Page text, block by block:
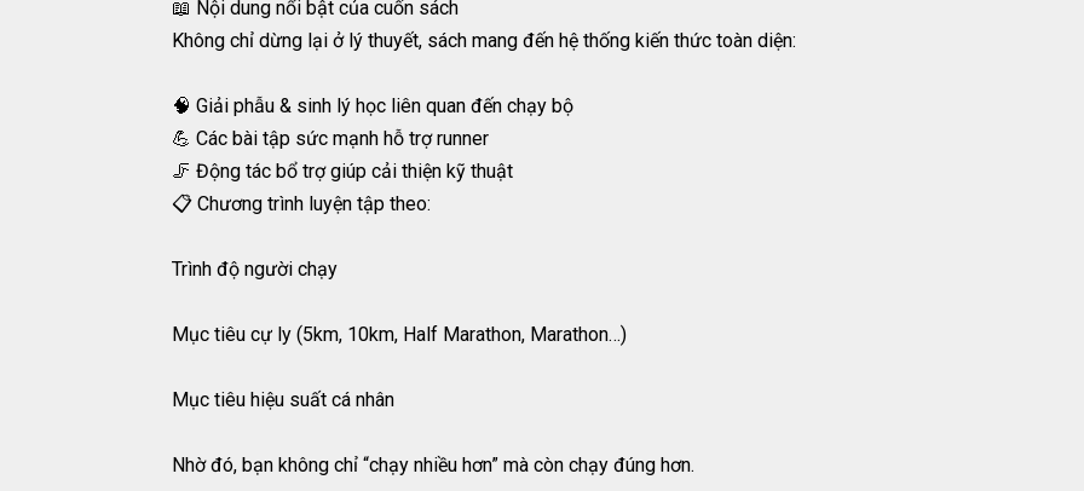
📖 Nội dung nổi bật của cuốn sách
Không chỉ dừng lại ở lý thuyết, sách mang đến hệ thống kiến thức toàn diện:
🧠 Giải phẫu & sinh lý học liên quan đến chạy bộ
💪 Các bài tập sức mạnh hỗ trợ runner
🦵 Động tác bổ trợ giúp cải thiện kỹ thuật
📋 Chương trình luyện tập theo:
Trình độ người chạy
Mục tiêu cự ly (5km, 10km, Half Marathon, Marathon…)
Mục tiêu hiệu suất cá nhân
Nhờ đó, bạn không chỉ “chạy nhiều hơn” mà còn chạy đúng hơn.